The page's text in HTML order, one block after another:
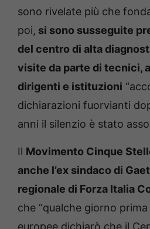
sono rivelate più che
poi, si sono susseguite
del centro di alta
visite da parte di tecnici,
dirigenti e istituzioni
dichiarazioni fuorvianti
anni il silenzio è stato
Il Movimento Cinque
anche l’ex sindaco di
regionale di Forza Italia
che “qualche giorno